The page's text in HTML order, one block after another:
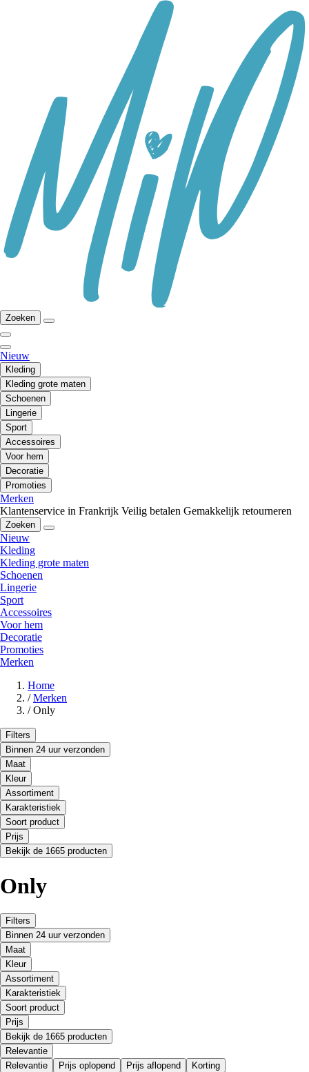
Zoeken
Nieuw
Kleding
Kleding grote maten
Schoenen
Lingerie
Sport
Accessoires
Voor hem
Decoratie
Promoties
Merken
Klantenservice in Frankrijk Veilig betalen Gemakkelijk retourneren
Zoeken
Nieuw
Kleding
Kleding grote maten
Schoenen
Lingerie
Sport
Accessoires
Voor hem
Decoratie
Promoties
Merken
Home
/ Merken
/ Only
Filters
Binnen 24 uur verzonden
Maat
Kleur
Assortiment
Karakteristiek
Soort product
Prijs
Bekijk de 1665 producten
Only
Filters
Binnen 24 uur verzonden
Maat
Kleur
Assortiment
Karakteristiek
Soort product
Prijs
Bekijk de 1665 producten
Relevantie
Relevantie
Prijs oplopend Prijs aflopend Korting